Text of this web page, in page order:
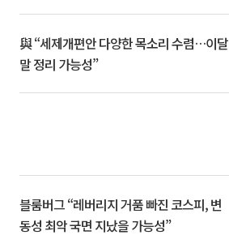
與 “세제개편안 다양한 목소리 수렴…이달
말 정리 가능성”
블룸버그 “레버리지 거품 빠진 코스피, 변
동성 최악 국면 지났을 가능성”